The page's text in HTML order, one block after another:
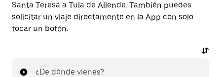
Santa Teresa a Tula de Allende. También puedes
solicitar un viaje directamente en la App con solo
tocar un botón.
¿De dónde vienes?